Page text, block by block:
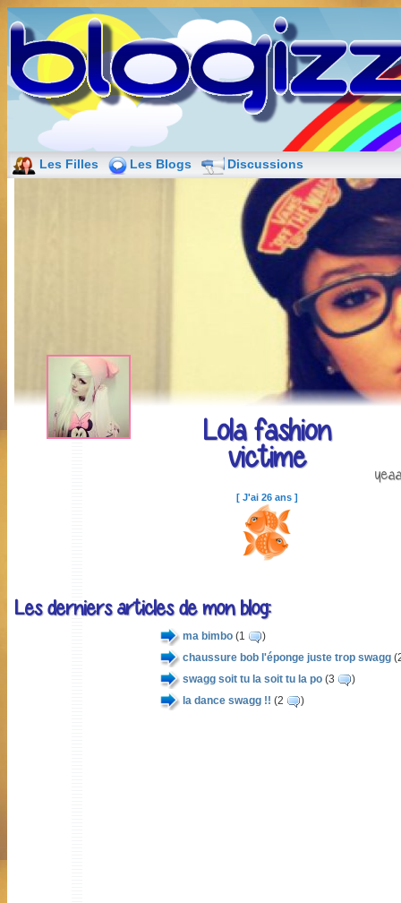
Les Filles Les Blogs Discussions
Lola fashion
victime
[ J'ai 26 ans ]
Les derniers articles de mon blog:
ma bimbo (1
)
chaussure bob l'éponge juste trop swagg
swagg soit tu la soit tu la po (3
)
la dance swagg !! (2 )